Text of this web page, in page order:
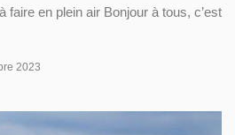
faire en plein air Bonjour à tous, c’est
2023